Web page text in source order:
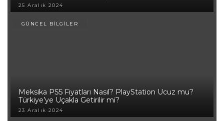
25 Aralık 2024
GÜNCEL BİLGİLER
Meksika PS5 Fiyatları Nasıl? PlayStation Ucuz mu?
Türkiye’ye Uçakla Getirilir mi?
23 Aralık 2024